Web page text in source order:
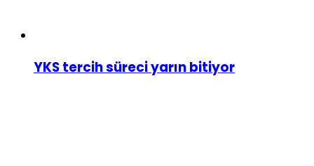
YKS tercih süreci yarın bitiyor